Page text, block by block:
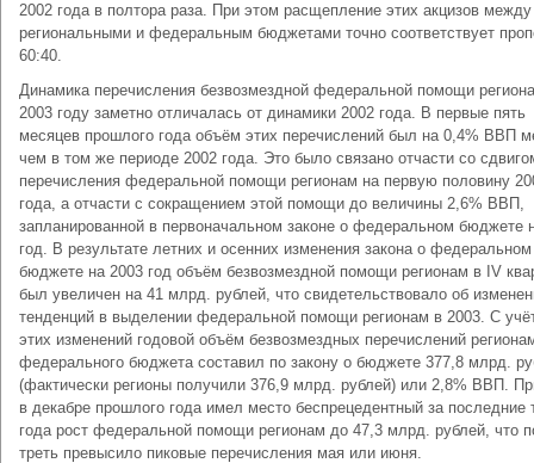
2002 года в полтора раза. При этом расщепление этих акцизов между
региональными и федеральным бюджетами точно соответствует
60:40.
Динамика перечисления безвозмездной федеральной помощи
2003 году заметно отличалась от динамики 2002 года. В первые пять
месяцев прошлого года объём этих перечислений был на 0,4% ВВП
чем в том же периоде 2002 года. Это было связано отчасти со
перечисления федеральной помощи регионам на первую половину
года, а отчасти с сокращением этой помощи до величины 2,6% ВВП,
запланированной в первоначальном законе о федеральном бюджете
год. В результате летних и осенних изменения закона о федеральном
бюджете на 2003 год объём безвозмездной помощи регионам в IV
был увеличен на 41 млрд. рублей, что свидетельствовало об
тенденций в выделении федеральной помощи регионам в 2003. С
этих изменений годовой объём безвозмездных перечислений
федерального бюджета составил по закону о бюджете 377,8 млрд.
(фактически регионы получили 376,9 млрд. рублей) или 2,8% ВВП.
в декабре прошлого года имел место беспрецедентный за последние
года рост федеральной помощи регионам до 47,3 млрд. рублей, что
треть превысило пиковые перечисления мая или июня.